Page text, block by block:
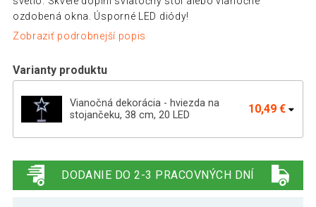
ozdobená okna. Úsporné LED diódy!
Zobraziť podrobnejší popis
Varianty produktu
Vianočná dekorácia - hviezda na
stojančeku, 38 cm, 20 LED
10,49 €
stojančeku, 38 cm
DODANIE DO 2-3 PRACOVNÝCH DNÍ